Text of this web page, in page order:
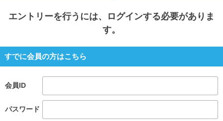
就活時事ニュースを更新 不明点があればこちら
エントリーを行うには、ログインする必要がありま
す。
すでに会員の方はこちら
会員ID
パスワード